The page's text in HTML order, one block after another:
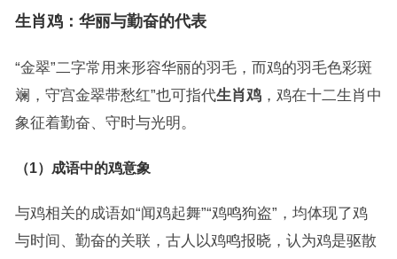
生肖鸡：华丽与勤奋的代表
“金翠”二字常用来形容华丽的羽毛，而鸡的羽毛色彩斑
斓，守宫金翠带愁红”也可指代生肖鸡，鸡在十二生肖中
象征着勤奋、守时与光明。
（1）成语中的鸡意象
与鸡相关的成语如“闻鸡起舞”“鸡鸣狗盗”，均体现了鸡
与时间、勤奋的关联，古人以鸡鸣报晓，认为鸡是驱散